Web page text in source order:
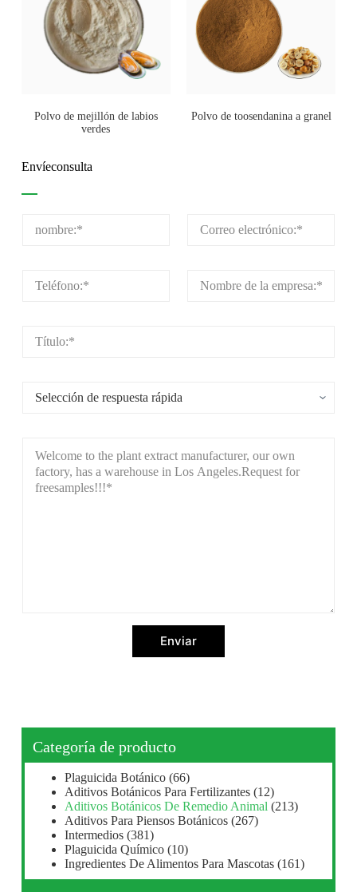
Polvo de mejillón de labios
verdes
Polvo de toosendanina a granel
Envíeconsulta
Enviar
Categoría de producto
Plaguicida Botánico (66)
Aditivos Botánicos Para Fertilizantes (12)
Aditivos Botánicos De Remedio Animal (213)
Aditivos Para Piensos Botánicos (267)
Intermedios (381)
Plaguicida Químico (10)
Ingredientes De Alimentos Para Mascotas (161)